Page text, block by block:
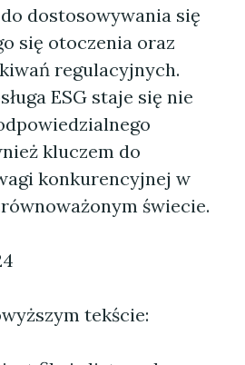
dostosowywania się
się otoczenia oraz
regulacyjnych.
ESG staje się nie
kluczem do
konkurencyjnej w
świecie.
tekście: